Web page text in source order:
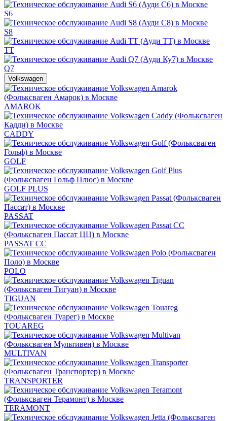
S6
S8
TT
Q7
Volkswagen
AMAROK
CADDY
GOLF
GOLF PLUS
PASSAT
PASSAT CC
POLO
TIGUAN
TOUAREG
MULTIVAN
TRANSPORTER
TERAMONT